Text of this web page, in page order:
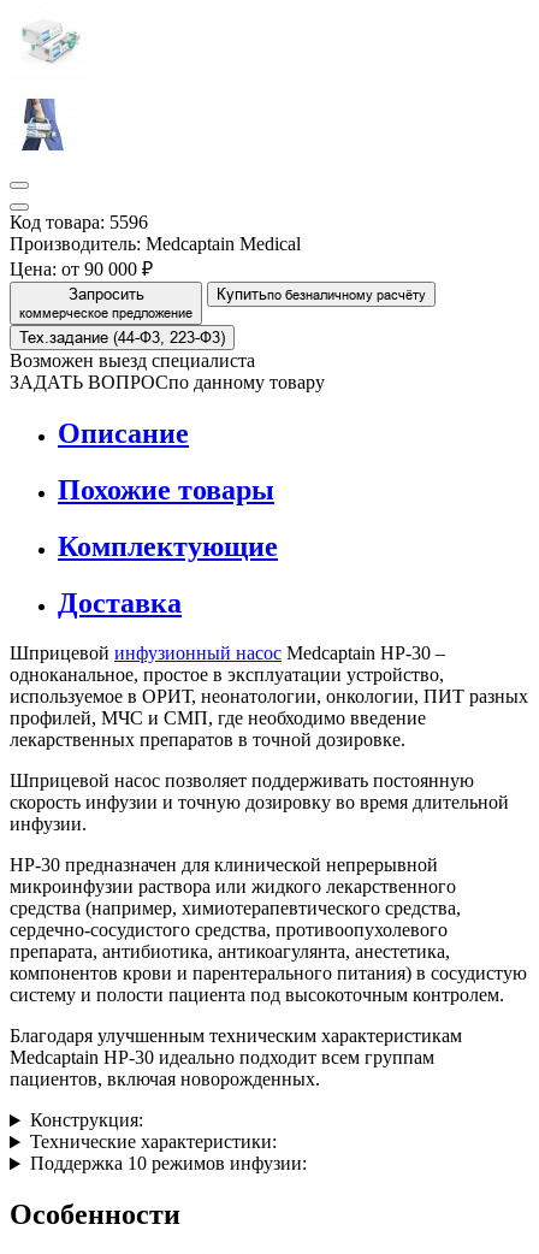
Код товара: 5596
Производитель: Medcaptain Medical
Цена: от 90 000 ₽
Запросить
коммерческое предложение
Купитьпо безналичному расчёту
Тех.задание (44-Ф3, 223-Ф3)
Возможен выезд специалиста
ЗАДАТЬ ВОПРОСпо данному товару
Описание
Похожие товары
Комплектующие
Доставка
Шприцевой инфузионный насос Medcaptain HP-30 –
одноканальное, простое в эксплуатации устройство,
используемое в ОРИТ, неонатологии, онкологии, ПИТ разных
профилей, МЧС и СМП, где необходимо введение
лекарственных препаратов в точной дозировке.
Шприцевой насос позволяет поддерживать постоянную
скорость инфузии и точную дозировку во время длительной
инфузии.
HP-30 предназначен для клинической непрерывной
микроинфузии раствора или жидкого лекарственного
средства (например, химиотерапевтического средства,
сердечно-сосудистого средства, противоопухолевого
препарата, антибиотика, антикоагулянта, анестетика,
компонентов крови и парентерального питания) в сосудистую
систему и полости пациента под высокоточным контролем.
Благодаря улучшенным техническим характеристикам
Medcaptain HP-30 идеально подходит всем группам
пациентов, включая новорожденных.
Конструкция:
Технические характеристики:
Поддержка 10 режимов инфузии:
Особенности